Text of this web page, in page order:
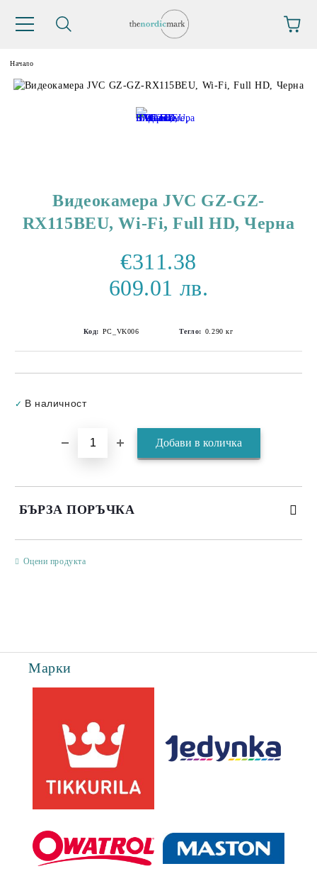
Начало
Видеокамера JVC GZ-GZ-
RX115BEU, Wi-Fi, Full HD, Черна
€311.38
609.01 лв.
Код: PC_VK006 Тегло: 0.290 кг
✓ В наличност
БЪРЗА ПОРЪЧКА
Съгласен съм сПолитиката за лични данни
Ние ще се свържем с вас в рамките на работния ден.
Оцени продукта
Марки